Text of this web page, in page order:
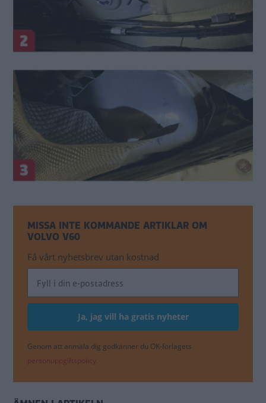
MISSA INTE KOMMANDE ARTIKLAR OM
VOLVO V60
Få vårt nyhetsbrev utan kostnad
Genom att anmäla dig godkänner du OK-förlagets
personuppgiftspolicy.